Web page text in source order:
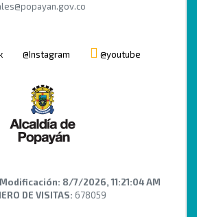
@Instagram @youtube
8/7/2026, 11:21:04 AM
DE VISITAS: 678059